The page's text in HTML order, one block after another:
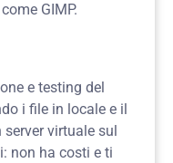
GIMP.
e testing del
i file in locale e il
virtuale sul
non ha costi e ti